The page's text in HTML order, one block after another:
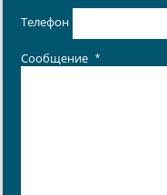
Телефон
Сообщение *